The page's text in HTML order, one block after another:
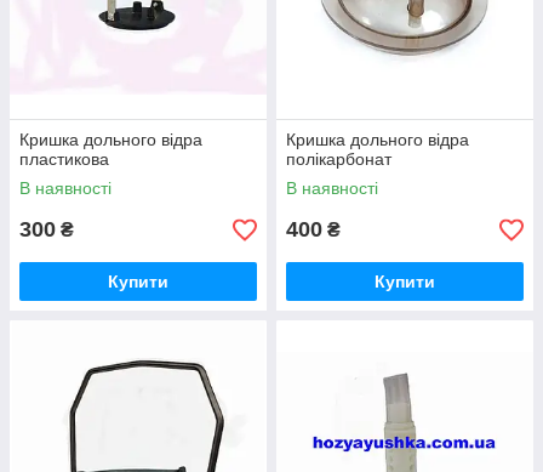
Кришка дольного відра
пластикова
В наявності
300 ₴
Купити
Кришка дольного відра
полікарбонат
В наявності
400 ₴
Купити